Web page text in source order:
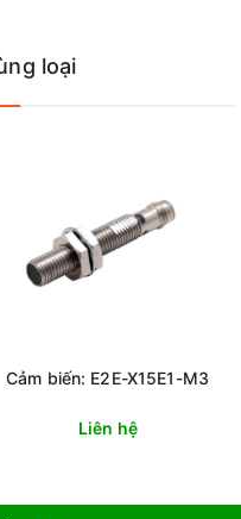
loại
Cảm biến: E2E-X15E1-M3
Liên hệ